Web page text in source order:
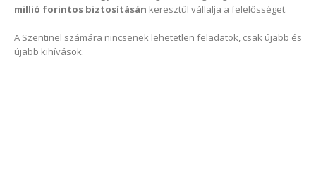
millió forintos biztosításán keresztül vállalja a felelősséget.
A Szentinel számára nincsenek lehetetlen feladatok, csak újabb és
újabb kihívások.